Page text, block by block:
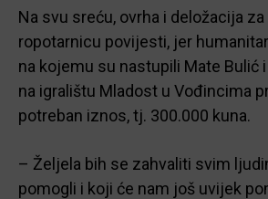
Na svu sreću, ovrha i deložacija
ropotarnicu povijesti, jer
na kojemu su nastupili Mate Bulić
na igralištu Mladost u Vođincima
potreban iznos, tj. 300.000 kuna.
– Željela bih se zahvaliti svim
pomogli i koji će nam još uvijek